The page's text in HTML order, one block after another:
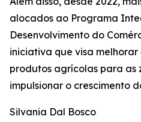
alocados ao Programa
Desenvolvimento do
iniciativa que visa melhorar
produtos agrícolas para as
impulsionar o crescimento
Silvania Dal Bosco